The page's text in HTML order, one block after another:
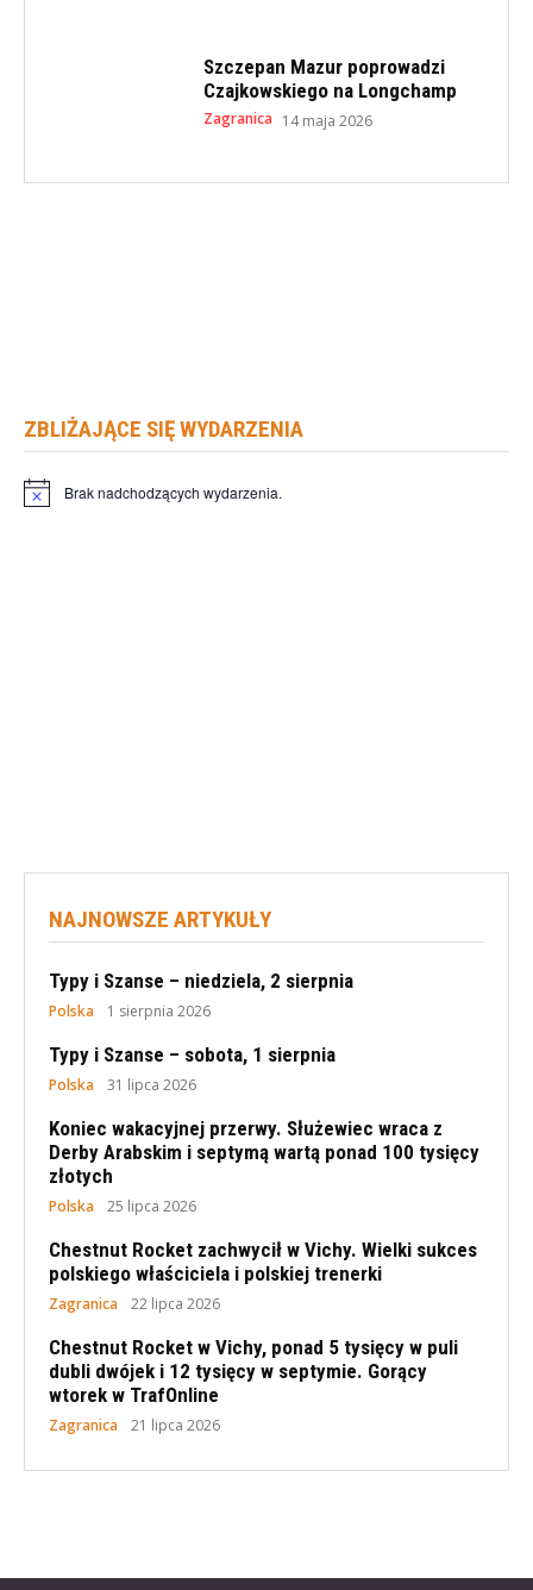
Szczepan Mazur poprowadzi
Czajkowskiego na Longchamp
Zagranica 14 maja 2026
ZBLIŻAJĄCE SIĘ WYDARZENIA
Powiadomienie
Brak nadchodzących wydarzenia.
NAJNOWSZE ARTYKUŁY
Typy i Szanse – niedziela, 2 sierpnia
Polska 1 sierpnia 2026
Typy i Szanse – sobota, 1 sierpnia
Polska 31 lipca 2026
Koniec wakacyjnej przerwy. Służewiec wraca z
Derby Arabskim i septymą wartą ponad 100 tysięcy
złotych
Polska 25 lipca 2026
Chestnut Rocket zachwycił w Vichy. Wielki sukces
polskiego właściciela i polskiej trenerki
Zagranica 22 lipca 2026
Chestnut Rocket w Vichy, ponad 5 tysięcy w puli
dubli dwójek i 12 tysięcy w septymie. Gorący
wtorek w TrafOnline
Zagranica 21 lipca 2026